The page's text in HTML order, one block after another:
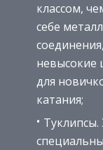
классом,
себе
невысокие
для
катания;
Туклипсы.